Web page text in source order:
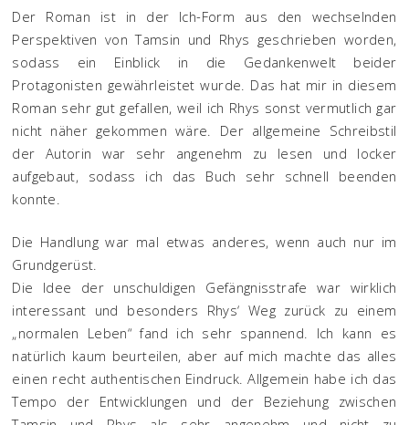
Der Roman ist in der Ich-Form aus den wechselnden
Perspektiven von Tamsin und Rhys geschrieben worden,
sodass ein Einblick in die Gedankenwelt beider
Protagonisten gewährleistet wurde. Das hat mir in diesem
Roman sehr gut gefallen, weil ich Rhys sonst vermutlich gar
nicht näher gekommen wäre. Der allgemeine Schreibstil
der Autorin war sehr angenehm zu lesen und locker
aufgebaut, sodass ich das Buch sehr schnell beenden
konnte.
Die Handlung war mal etwas anderes, wenn auch nur im
Grundgerüst.
Die Idee der unschuldigen Gefängnisstrafe war wirklich
interessant und besonders Rhys‘ Weg zurück zu einem
„normalen Leben“ fand ich sehr spannend. Ich kann es
natürlich kaum beurteilen, aber auf mich machte das alles
einen recht authentischen Eindruck. Allgemein habe ich das
Tempo der Entwicklungen und der Beziehung zwischen